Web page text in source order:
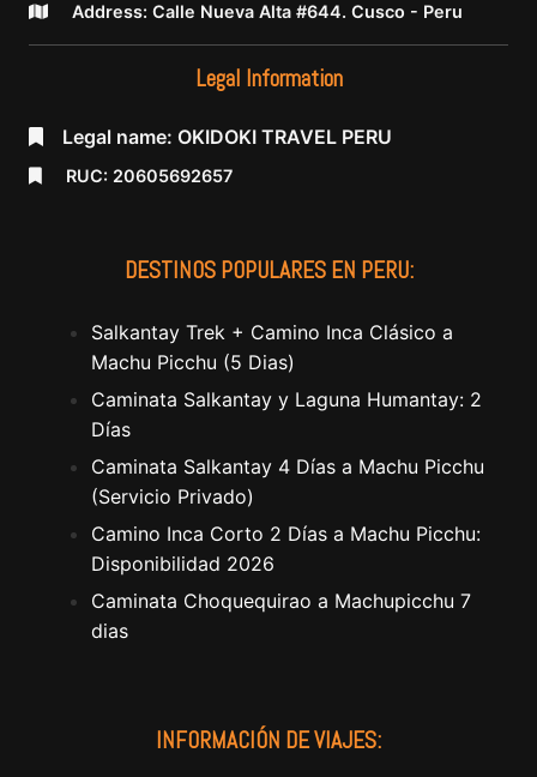
Address: Calle Nueva Alta #644. Cusco - Peru
Legal Information
Legal name: OKIDOKI TRAVEL PERU
RUC: 20605692657
DESTINOS POPULARES EN PERU:
Salkantay Trek + Camino Inca Clásico a
Machu Picchu (5 Dias)
Caminata Salkantay y Laguna Humantay: 2
Días
Caminata Salkantay 4 Días a Machu Picchu
(Servicio Privado)
Camino Inca Corto 2 Días a Machu Picchu:
Disponibilidad 2026
Caminata Choquequirao a Machupicchu 7
dias
INFORMACIÓN DE VIAJES: